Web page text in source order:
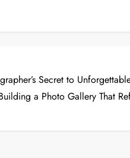
Secret to
a Photo Gallery That